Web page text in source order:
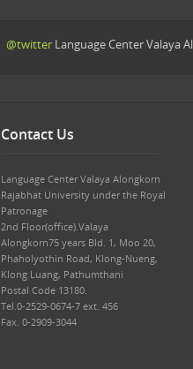
@twitter Language Center Valaya
Contact Us
Language Center Valaya Alongkorn
Rajabhat University under the Royal
Patronage
2nd Floor(office).Valaya
Alongkorn75 years Bld. 1, Moo 20,
Phaholyothin Road, Klong-Nueng,
Klong Luang, Pathumthani
Postal Code 13180.
Tel.0-2529-0674-7 ext. 456
Fax. 0-2909-3044